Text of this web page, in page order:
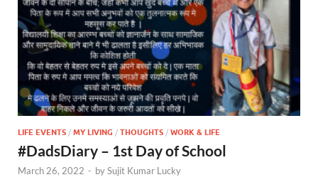
LIFE EVENTS / MY LIVING / THOUGHTS / WORK & LIFE
#DadsDiary – 1st Day of School
March 26, 2022 - bySujit Kumar Lucky